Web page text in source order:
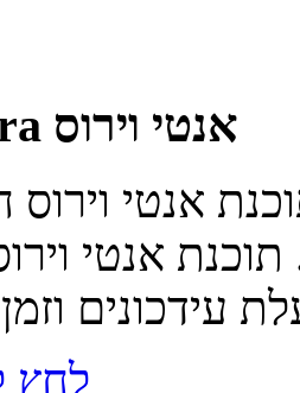
Avira אנטי וירוס
תוכנת אנטי
לחץ